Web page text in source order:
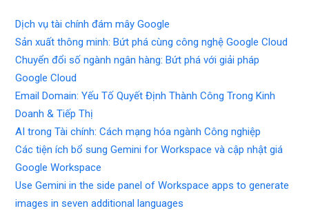
Dịch vụ tài chính đám mây Google
Sản xuất thông minh: Bứt phá cùng công nghệ Google Cloud
Chuyển đổi số ngành ngân hàng: Bứt phá với giải pháp
Google Cloud
Email Domain: Yếu Tố Quyết Định Thành Công Trong Kinh
Doanh & Tiếp Thị
AI trong Tài chính: Cách mạng hóa ngành Công nghiệp
Các tiện ích bổ sung Gemini for Workspace và cập nhật giá
Google Workspace
Use Gemini in the side panel of Workspace apps to generate
images in seven additional languages